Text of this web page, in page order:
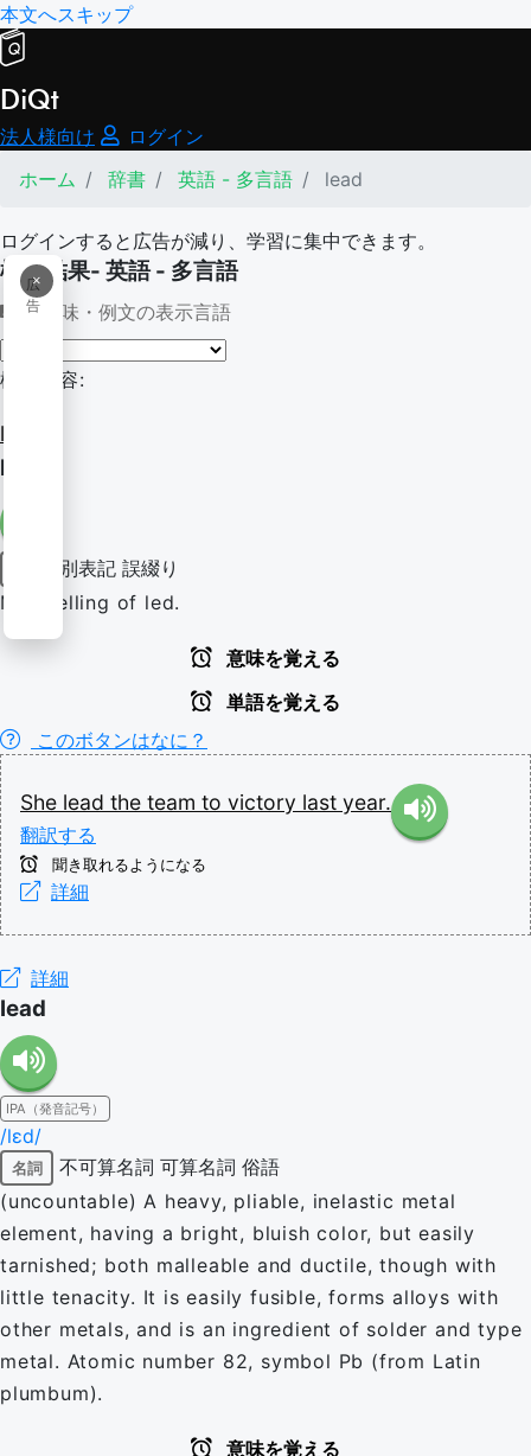
本文へスキップ
DiQt
法人様向け
ログイン
ホーム
辞書 英語 - 多言語 lead
ログインすると広告が減り、学習に集中できます。
×
広
告
検索結果- 英語 - 多言語
意味・例文の表示言語
検索内容:
lead
lead
別表記 誤綴り
Misspelling of led.
意味を覚える
単語を覚える
このボタンはなに？
She lead the team to victory last year.
翻訳する
聞き取れるようになる
詳細
詳細
lead
IPA（発音記号）
/lɛd/
名詞 不可算名詞 可算名詞 俗語
(uncountable) A heavy, pliable, inelastic metal
element, having a bright, bluish color, but easily
tarnished; both malleable and ductile, though with
little tenacity. It is easily fusible, forms alloys with
other metals, and is an ingredient of solder and type
metal. Atomic number 82, symbol Pb (from Latin
plumbum).
意味を覚える